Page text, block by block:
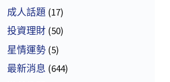
成人話題 (17)
投資理財 (50)
星情運勢 (5)
最新消息 (644)